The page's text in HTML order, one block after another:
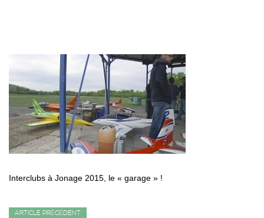
Interclubs à Jonage 2015, le « garage » !
ARTICLE PRÉCÉDENT